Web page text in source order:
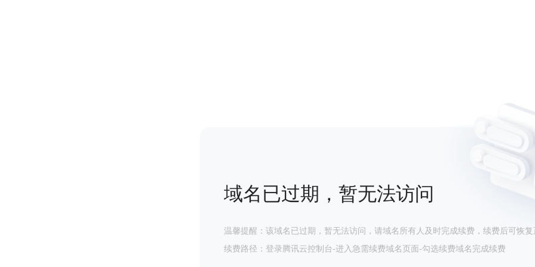
域名已过期，暂无法访问
温馨提醒：该域名已过期，暂无法访问，请域名所有人及时完成续费，续费后可恢复
续费路径：登录腾讯云控制台-进入急需续费域名页面-勾选续费域名完成续费